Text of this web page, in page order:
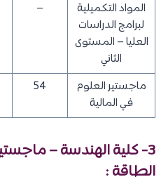
المواد التكميلية
لبرامج الدراسات
العليا – المستوى
الثاني
–
ماجستير العلوم
في المالية
54
3- كلية الهندسة –
الطاقة :